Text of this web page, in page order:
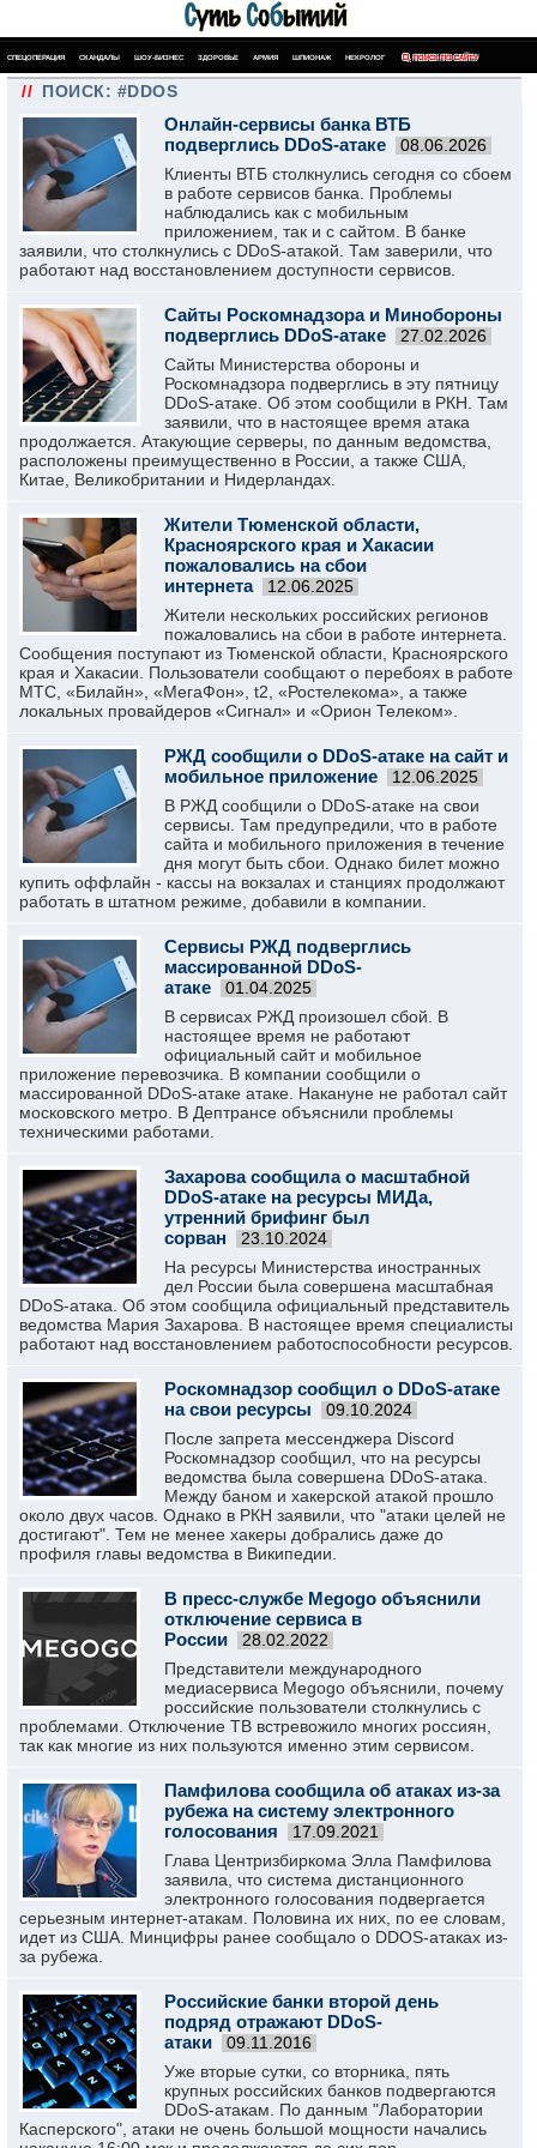
СПЕЦОПЕРАЦИЯ СКАНДАЛЫ ШОУ-БИЗНЕС ЗДОРОВЬЕ АРМИЯ ШПИОНАЖ НЕКРОЛОГ ПОИСК ПО САЙТУ
// ПОИСК: #DDOS
Онлайн-сервисы банка ВТБ
подверглись DDoS-атаке
08.06.2026
Клиенты ВТБ столкнулись сегодня со сбоем
в работе сервисов банка. Проблемы
наблюдались как с мобильным
приложением, так и с сайтом. В банке
заявили, что столкнулись с DDoS-атакой. Там заверили, что
работают над восстановлением доступности сервисов.
Сайты Роскомнадзора и Минобороны
подверглись DDoS-атаке
27.02.2026
Сайты Министерства обороны и
Роскомнадзора подверглись в эту пятницу
DDoS-атаке. Об этом сообщили в РКН. Там
заявили, что в настоящее время атака
продолжается. Атакующие серверы, по данным ведомства,
расположены преимущественно в России, а также США,
Китае, Великобритании и Нидерландах.
Жители Тюменской области,
Красноярского края и Хакасии
пожаловались на сбои
интернета
12.06.2025
Жители нескольких российских регионов
пожаловались на сбои в работе интернета.
Сообщения поступают из Тюменской области, Красноярского
края и Хакасии. Пользователи сообщают о перебоях в работе
МТС, «Билайн», «МегаФон», t2, «Ростелекома», а также
локальных провайдеров «Сигнал» и «Орион Телеком».
РЖД сообщили о DDoS-атаке на сайт и
мобильное приложение
12.06.2025
В РЖД сообщили о DDoS-атаке на свои
сервисы. Там предупредили, что в работе
сайта и мобильного приложения в течение
дня могут быть сбои. Однако билет можно
купить оффлайн - кассы на вокзалах и станциях продолжают
работать в штатном режиме, добавили в компании.
Сервисы РЖД подверглись
массированной DDoS-
атаке
01.04.2025
В сервисах РЖД произошел сбой. В
настоящее время не работают
официальный сайт и мобильное
приложение перевозчика. В компании сообщили о
массированной DDoS-атаке атаке. Накануне не работал сайт
московского метро. В Дептрансе объяснили проблемы
техническими работами.
Захарова сообщила о масштабной
DDoS-атаке на ресурсы МИДа,
утренний брифинг был
сорван
23.10.2024
На ресурсы Министерства иностранных
дел России была совершена масштабная
DDoS-атака. Об этом сообщила официальный представитель
ведомства Мария Захарова. В настоящее время специалисты
работают над восстановлением работоспособности ресурсов.
Роскомнадзор сообщил о DDoS-атаке
на свои ресурсы
09.10.2024
После запрета мессенджера Discord
Роскомнадзор сообщил, что на ресурсы
ведомства была совершена DDoS-атака.
Между баном и хакерской атакой прошло
около двух часов. Однако в РКН заявили, что "атаки целей не
достигают". Тем не менее хакеры добрались даже до
профиля главы ведомства в Википедии.
В пресс-службе Megogo объяснили
отключение сервиса в
России
28.02.2022
Представители международного
медиасервиса Megogo объяснили, почему
российские пользователи столкнулись с
проблемами. Отключение ТВ встревожило многих россиян,
так как многие из них пользуются именно этим сервисом.
Памфилова сообщила об атаках из-за
рубежа на систему электронного
голосования
17.09.2021
Глава Центризбиркома Элла Памфилова
заявила, что система дистанционного
электронного голосования подвергается
серьезным интернет-атакам. Половина их них, по ее словам,
идет из США. Минцифры ранее сообщало о DDOS-атаках из-
за рубежа.
Российские банки второй день
подряд отражают DDoS-
атаки
09.11.2016
Уже вторые сутки, со вторника, пять
крупных российских банков подвергаются
DDoS-атакам. По данным "Лаборатории
Касперского", атаки не очень большой мощности начались